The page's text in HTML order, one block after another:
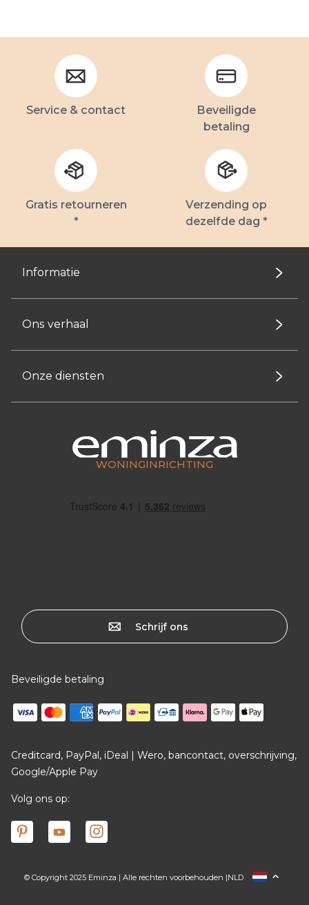
Service & contact
Beveiligde
betaling
Gratis retourneren
*
Verzending op
dezelfde dag *
Informatie
Ons verhaal
Onze diensten
WONINGINRICHTING
Schrijf ons
Beveiligde betaling
Creditcard, PayPal, iDeal | Wero, bancontact, overschrijving,
Google/Apple Pay
Volg ons op:
© Copyright 2025 Eminza | Alle rechten voorbehouden |
FRANCENLD